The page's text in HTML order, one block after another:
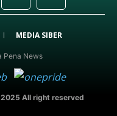
MEDIA SIBER
Pena News
All right reserved